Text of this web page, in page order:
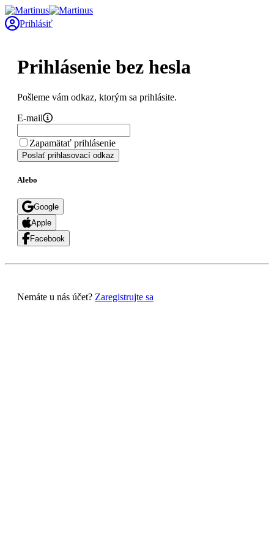
Prihlásiť
Prihlásenie bez hesla
Pošleme vám odkaz, ktorým sa prihlásite.
E-mail
Zapamätať prihlásenie
Poslať prihlasovací odkaz
Alebo
Google
Apple
Facebook
Nemáte u nás účet? Zaregistrujte sa